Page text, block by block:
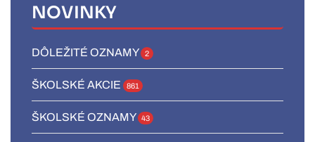
NOVINKY
DÔLEŽITÉ OZNAMY 2
ŠKOLSKÉ AKCIE 861
ŠKOLSKÉ OZNAMY 43